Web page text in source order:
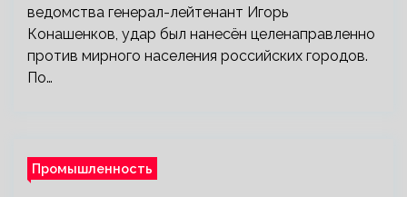
ведомства генерал-лейтенант Игорь
Конашенков, удар был нанесён целенаправленно
против мирного населения российских городов.
По…
Промышленность